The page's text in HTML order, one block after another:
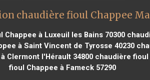
chaudière fioul Chappee
à Luxeuil les Bains 70300
à Saint Vincent de Tyrosse 40230
Clermont l'Hérault 34800chaudière fioul
fioul Chappee à Fameck 57290